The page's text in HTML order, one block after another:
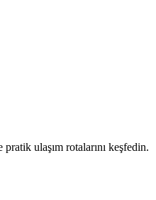
ulaşım rotalarını keşfedin.